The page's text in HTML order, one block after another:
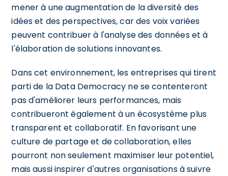
mener à une augmentation de la diversité des
idées et des perspectives, car des voix variées
peuvent contribuer à l'analyse des données et à
l'élaboration de solutions innovantes.
Dans cet environnement, les entreprises qui tirent
parti de la Data Democracy ne se contenteront
pas d'améliorer leurs performances, mais
contribueront également à un écosystème plus
transparent et collaboratif. En favorisant une
culture de partage et de collaboration, elles
pourront non seulement maximiser leur potentiel,
mais aussi inspirer d'autres organisations à suivre